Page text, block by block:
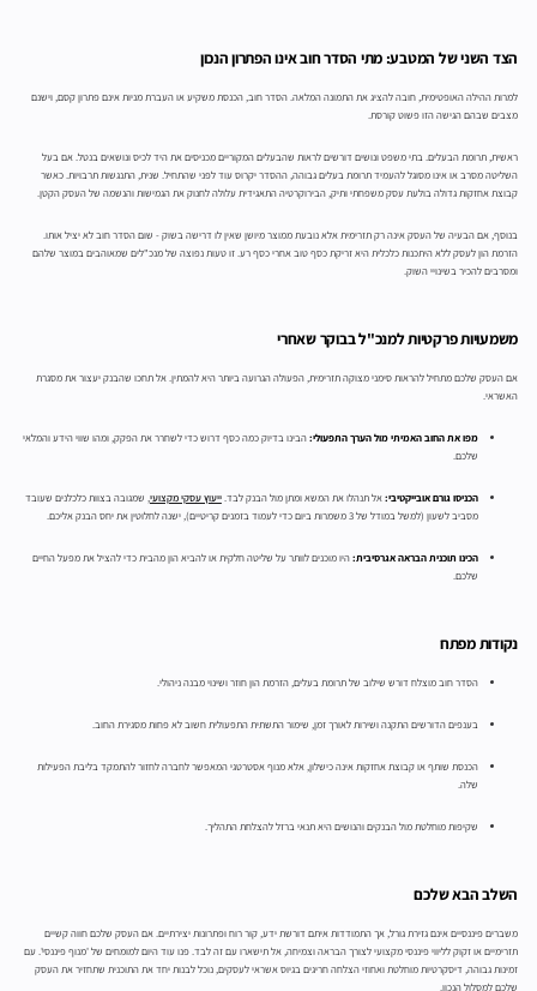
הצד השני של המטבע: מתי הסדר חוב אינו הפתרון הנכון
למרות ההילה האופטימית, חובה להציג את התמונה המלאה. הסדר חוב, הכנסת משקיע או העברת מניות אינם פתרון קסם, וישנם
מצבים שבהם הגישה הזו פשוט קורסת.
ראשית, תרומת הבעלים. בתי משפט ונושים דורשים לראות שהבעלים המקוריים מכניסים את היד לכיס ונושאים בנטל. אם בעל
השליטה מסרב או אינו מסוגל להעמיד תרומת בעלים גבוהה, ההסדר יקרוס עוד לפני שהתחיל. שנית, התנגשות תרבויות. כאשר
קבוצת אחזקות גדולה בולעת עסק משפחתי ותיק, הבירוקרטיה התאגידית עלולה לחנוק את הגמישות והנשמה של העסק הקטן.
בנוסף, אם הבעיה של העסק אינה רק תזרימית אלא נובעת ממוצר מיושן שאין לו דרישה בשוק - שום הסדר חוב לא יציל אותו.
הזרמת הון לעסק ללא היתכנות כלכלית היא זריקת כסף טוב אחרי כסף רע. זו טעות נפוצה של מנכ"לים שמאוהבים במוצר שלהם
ומסרבים להכיר בשינויי השוק.
משמעויות פרקטיות למנכ"ל בבוקר שאחרי
אם העסק שלכם מתחיל להראות סימני מצוקה תזרימית, הפעולה הגרועה ביותר היא להמתין. אל תחכו שהבנק יעצור את מסגרת
האשראי.
מפו את החוב האמיתי מול הערך התפעולי:הבינו בדיוק כמה כסף דרוש כדי לשחרר את הפקק, ומהו שווי הידע והמלאי
שלכם.
הכניסו גורם אובייקטיבי:אל תנהלו את המשא ומתן מול הבנק לבד.ייעוץ עסקי מקצועי, שמגובה בצוות כלכלנים שעובד
מסביב לשעון (למשל במודל של 3 משמרות ביום כדי לעמוד בזמנים קריטיים), ישנה לחלוטין את יחס הבנק אליכם.
הכינו תוכנית הבראה אגרסיבית:היו מוכנים לוותר על שליטה חלקית או להביא הון מהבית כדי להציל את מפעל החיים
שלכם.
נקודות מפתח
הסדר חוב מוצלח דורש שילוב של תרומת בעלים, הזרמת הון חוזר ושינוי מבנה ניהולי.
בענפים הדורשים התקנה ושירות לאורך זמן, שימור התשתית התפעולית חשוב לא פחות מסגירת החוב.
הכנסת שותף או קבוצת אחזקות אינה כישלון, אלא מנוף אסטרטגי המאפשר לחברה לחזור להתמקד בליבת הפעילות
שלה.
שקיפות מוחלטת מול הבנקים והנושים היא תנאי ברזל להצלחת התהליך.
השלב הבא שלכם
משברים פיננסיים אינם גזירת גורל, אך התמודדות איתם דורשת ידע, קור רוח ופתרונות יצירתיים. אם העסק שלכם חווה קשיים
תזרימיים או זקוק לליווי פיננסי מקצועי לצורך הבראה וצמיחה, אל תישארו עם זה לבד. פנו עוד היום למומחים של 'מנוף פיננסי'. עם
זמינות גבוהה, דיסקרטיות מוחלטת ואחוזי הצלחה חריגים בגיוס אשראי לעסקים, נוכל לבנות יחד את התוכנית שתחזיר את העסק
שלכם למסלול הנכון.